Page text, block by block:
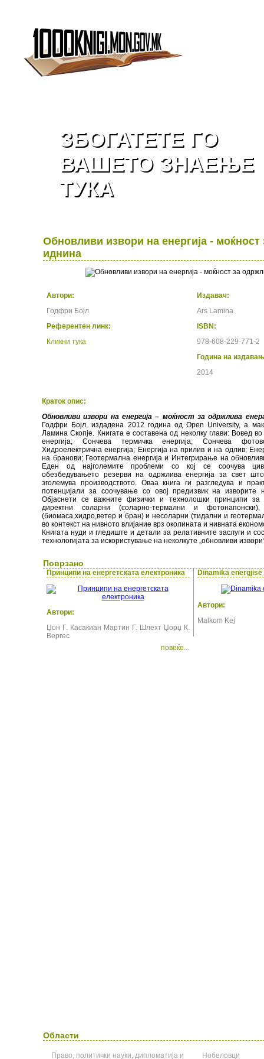
ЗБОГАТЕТЕ ГО
ВАШЕТО ЗНАЕЊЕ
ТУКА
ЗБОГАТЕТЕ ГО
ВАШЕТО ЗНАЕЊЕ
ТУКА
Обновливи извори на енергија -
иднина
Автори:
Годфри Бојл
Референтен линк:
Кликни тука
Издавач:
Ars Lamina
ISBN:
978-608-229-771-2
Година на
2014
Краток опис:
Обновливи извори на енергија – моќност за одржлива
Годфри Бојл, издадена 2012 година од Open University, а
Ламина Скопје. Книгата е составена од неколку глави: Вовед
енергија; Сончева термичка енергија; Сончева
Хидроелектрична енергија; Енергија на прилив и на одлив;
на бранови; Геотермална енергија и Интегрирање на
Еден од најголемите проблеми со кој се соочува
обезбедувањето резерви на одржлива енергија за свет
зголемува производството. Оваа книга ги разгледува и
потенцијали за соочување со овој предизвик на изворите
Објаснети се важните физички и технолошки принципи за
директни соларни (соларно-термални и
(биомаса,хидро,ветер и бран) и несоларни (тидални и
во контекст на нивното влијание врз околината и нивната
Книгата нуди и гледиште и детали за релативните заслуги и
технологијата за искористување на неколкуте „обновливи
Поврзано
Принципи на енергетската електроника
Автори:
Џон Г. Касакиан Мартин Г. Шлехт Џорџ К.
Вергес
повеќе...
Dinamika
Автори:
Malkom Kej
Области
Право, политички науки, дипломатија и Нобеловци